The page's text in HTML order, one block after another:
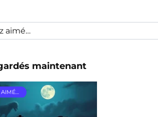
maintenant
AIMÉ…